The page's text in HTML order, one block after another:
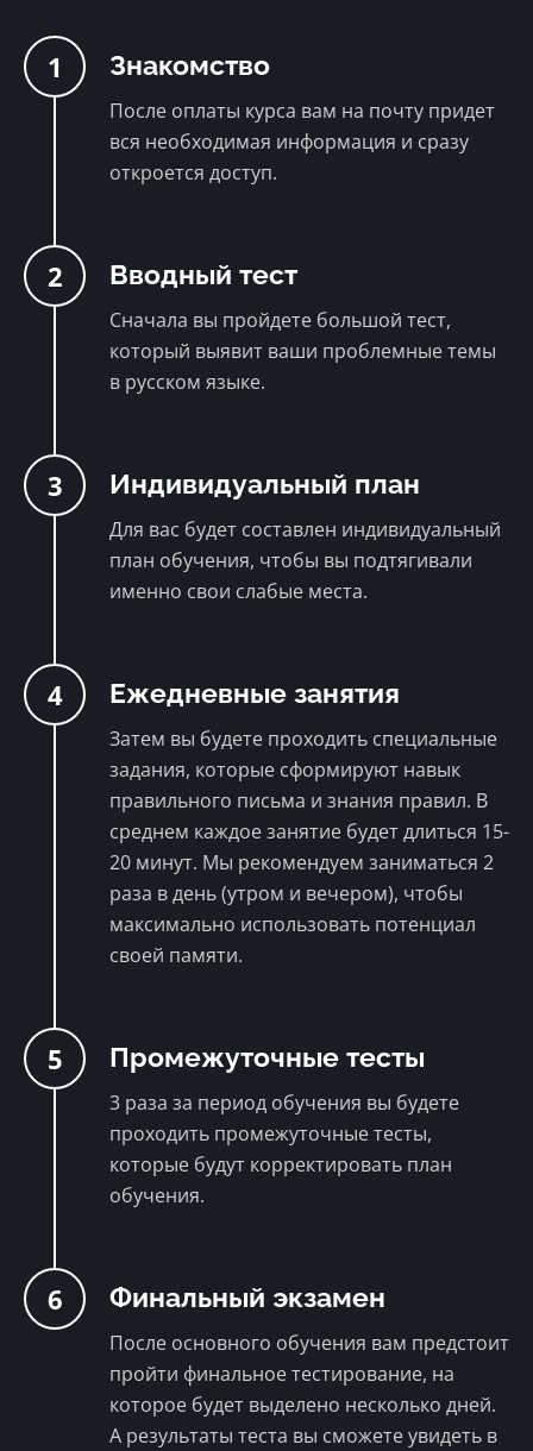
1 Знакомство
После оплаты курса вам на почту придет
вся необходимая информация и сразу
откроется доступ.
2 Вводный тест
Сначала вы пройдете большой тест,
который выявит ваши проблемные темы
в русском языке.
3 Индивидуальный план
Для вас будет составлен индивидуальный
план обучения, чтобы вы подтягивали
именно свои слабые места.
4 Ежедневные занятия
Затем вы будете проходить специальные
задания, которые сформируют навык
правильного письма и знания правил. В
среднем каждое занятие будет длиться 15-
20 минут. Мы рекомендуем заниматься 2
раза в день (утром и вечером), чтобы
максимально использовать потенциал
своей памяти.
5 Промежуточные тесты
3 раза за период обучения вы будете
проходить промежуточные тесты,
которые будут корректировать план
обучения.
6 Финальный экзамен
После основного обучения вам предстоит
пройти финальное тестирование, на
которое будет выделено несколько дней.
А результаты теста вы сможете увидеть в